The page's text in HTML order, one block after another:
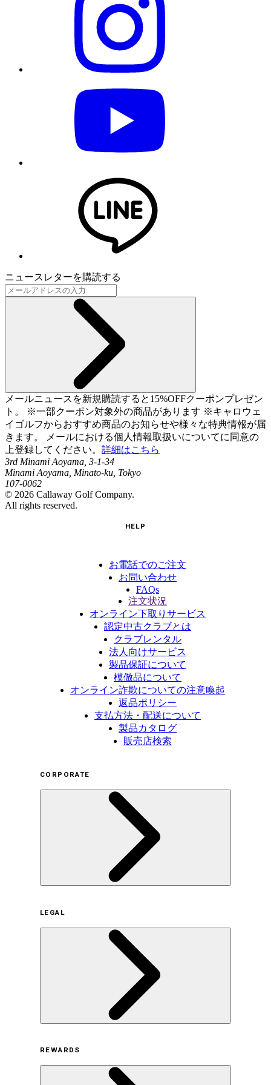
ニュースレターを購読する
メールニュースを新規購読すると15%OFFクーポンプレゼン
ト。 ※一部クーポン対象外の商品があります ※キャロウェ
イゴルフからおすすめ商品のお知らせや様々な特典情報が届
きます。 メールにおける個人情報取扱いについてに同意の
上登録してください。 詳細はこちら
3rd Minami Aoyama, 3-1-34
Minami Aoyama, Minato-ku, Tokyo
107-0062
© 2026 Callaway Golf Company.
All rights reserved.
HELP
お電話でのご注文
お問い合わせ
FAQs
注文状況
オンライン下取りサービス
認定中古クラブとは
クラブレンタル
法人向けサービス
製品保証について
模倣品について
オンライン詐欺についての注意喚起
返品ポリシー
支払方法・配送について
製品カタログ
販売店検索
CORPORATE
サステナビリティの取り組み（日本）
サステナビリティの取り組み（米国/英語）
ヒストリー
採用情報
LEGAL
オンラインストア利用規約
プライバシーポリシー
REWARDS